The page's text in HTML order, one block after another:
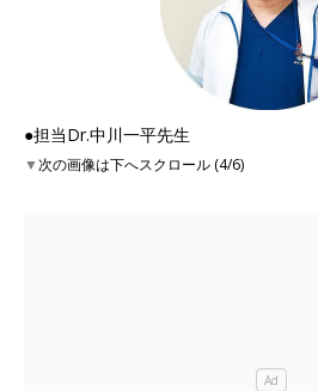
●担当Dr.中川一平先生
▼次の画像は下へスクロール (4/6)